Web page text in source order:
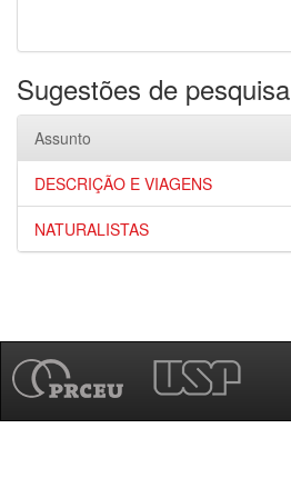
Sugestões de pesquisa
Assunto
DESCRIÇÃO E VIAGENS
NATURALISTAS